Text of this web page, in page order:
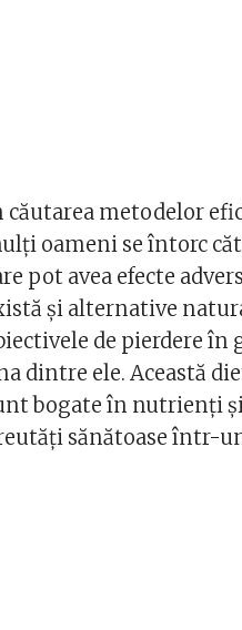
căutarea metodelor
oameni se întorc
pot avea efecte
și alternative
de pierdere în
dintre ele. Această
bogate în nutrienți
sănătoase într-